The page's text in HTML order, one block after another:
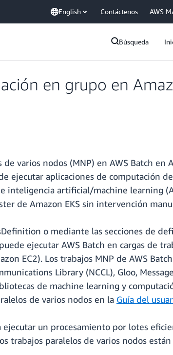
English Contáctenos AWS
Búsqueda
en grupo en
varios nodos (MNP) en AWS Batch en
ejecutar aplicaciones de computación
artificial/machine learning
de Amazon EKS sin intervención
o mediante las secciones de
ejecutar AWS Batch en cargas de
EC2). Los trabajos MNP de AWS
Library (NCCL), Gloo,
de machine learning y
de varios nodos en la Guía del
un procesamiento por lotes
trabajos paralelos de varios nodos